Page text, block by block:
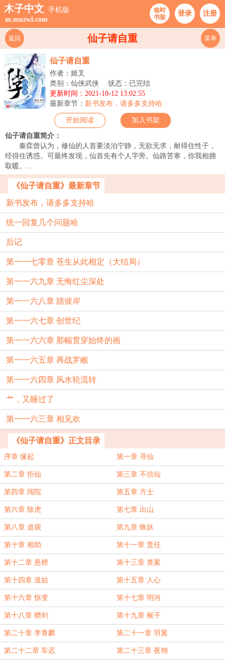
木子中文 手机版
m.muzwl.com
临时
书架
登录 注册
仙子请自重
返回 菜单
仙子请自重
作者：姬叉
类别：仙侠武侠
状态：已完结
更新时间：2021-10-12 13:02:55
最新章节： 新书发布，请多多支持哈
开始阅读 加入书架
仙子请自重简介：
秦弈曾认为，修仙的人首要淡泊宁静，无欲无求，耐得住性子，
经得住诱惑。可最终发现，仙首先有个人字旁。仙路苦寒，你我相拥
取暖。...
《仙子请自重》最新章节
新书发布，请多多支持哈
统一回复几个问题哈
后记
第一一七零章 苍生从此相定（大结局）
第一一六九章 无悔红尘深处
第一一六八章 踏彼岸
第一一六七章 创世纪
第一一六六章 那幅贯穿始终的画
第一一六五章 再战罗睺
第一一六四章 风水轮流转
艹，又睡过了
第一一六三章 相见欢
《仙子请自重》正文目录
序章 缘起 第一章 寻仙
第二章 拒仙 第三章 不信仙
第四章 闯院 第五章 方士
第六章 除虎 第七章 出山
第八章 道观 第九章 蛛妖
第十章 相助 第十一章 责任
第十二章 悬榜 第十三章 查案
第十四章 道姑 第十五章 人心
第十六章 惊变 第十七章 明河
第十八章 赠剑 第十九章 猴子
第二十章 李青麟 第二十一章 羽翼
第二十二章 车迟 第二十三章 夜翎